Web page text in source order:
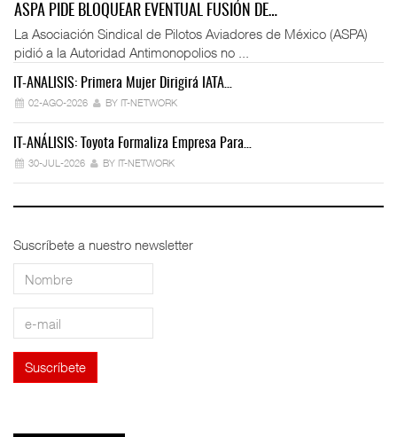
ASPA PIDE BLOQUEAR EVENTUAL FUSIÓN DE…
La Asociación Sindical de Pilotos Aviadores de México (ASPA)
pidió a la Autoridad Antimonopolios no ...
IT-ANÁLISIS: Primera Mujer Dirigirá IATA…
02-AGO-2026 BY IT-NETWORK
IT-ANÁLISIS: Toyota Formaliza Empresa Para…
30-JUL-2026 BY IT-NETWORK
Suscríbete a nuestro newsletter